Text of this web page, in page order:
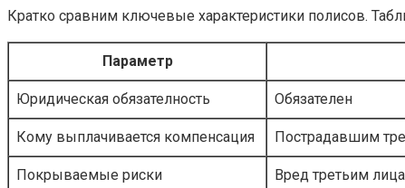
Кратко сравним ключевые характеристики полисов.
Параметр
Юридическая обязателность Обязателен
Кому выплачивается компенсация Пострадавшим
Покрываемые риски Вред третьим